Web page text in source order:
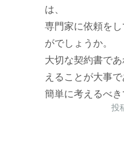
は、
専門家に依頼を
がでしょうか。
大切な契約書で
えることが大事で
簡単に考えるべき
投